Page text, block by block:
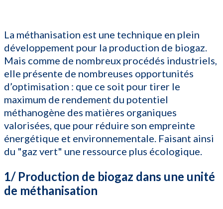
La méthanisation est une technique en plein
développement pour la production de biogaz.
Mais comme de nombreux procédés industriels,
elle présente de nombreuses opportunités
d’optimisation : que ce soit pour tirer le
maximum de rendement du potentiel
méthanogène des matières organiques
valorisées, que pour réduire son empreinte
énergétique et environnementale. Faisant ainsi
du "gaz vert" une ressource plus écologique.
1/ Production de biogaz dans une unité
de méthanisation